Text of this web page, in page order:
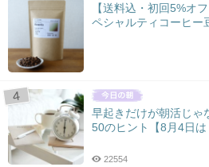
【送料込・初回5%オ
ペシャルティコーヒー
早起きだけが朝活じゃ
50のヒント【8月4日は
22554